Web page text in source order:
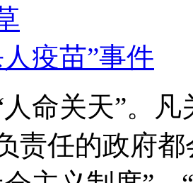
疫苗”事件
命关天”。
责任的政府